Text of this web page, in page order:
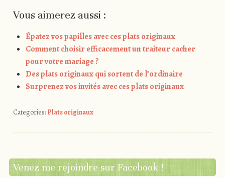
Vous aimerez aussi :
Épatez vos papilles avec ces plats originaux
Comment choisir efficacement un traiteur cacher
pour votre mariage ?
Des plats originaux qui sortent de l’ordinaire
Surprenez vos invités avec ces plats originaux
Categories: Plats originaux
Venez me rejoindre sur Facebook !